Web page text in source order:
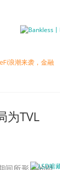
浪潮来袭，金融
为TVL